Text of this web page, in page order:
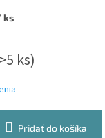
ks
ks)
Pridať do košíka